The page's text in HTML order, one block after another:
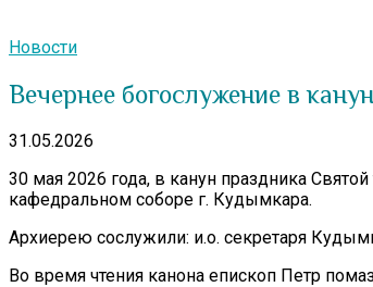
Новости
Вечернее богослужение в
31.05.2026
30 мая 2026 года, в канун праздника
кафедральном соборе г. Кудымкара.
Архиерею сослужили: и.о. секретаря
Во время чтения канона епископ Петр